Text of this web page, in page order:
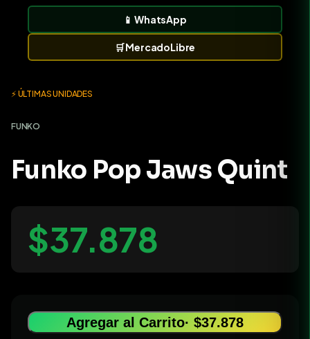
📱WhatsApp
🛒MercadoLibre
⚡ ÚLTIMAS UNIDADES
FUNKO
Funko Pop Jaws Quint
$37.878
Agregar al Carrito· $37.878